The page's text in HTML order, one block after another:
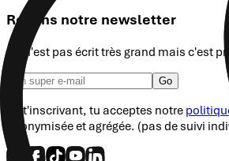
Rejoins notre newsletter
Ce n'est pas écrit très grand mais c'est
Go
En t'inscrivant, tu acceptes notre
anonymisée et agrégée. (pas de suivi